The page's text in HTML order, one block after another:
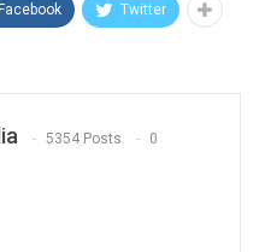
Facebook Twitter
5354 Posts 0